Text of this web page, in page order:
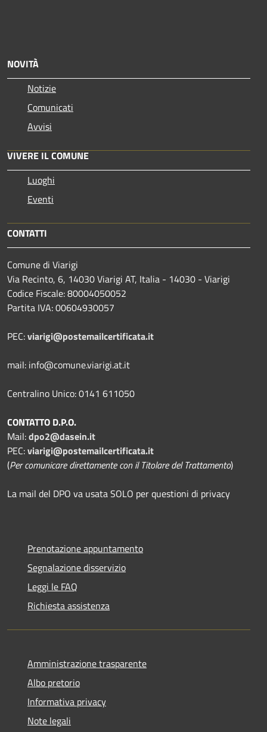
NOVITÀ
Notizie
Comunicati
Avvisi
VIVERE IL COMUNE
Luoghi
Eventi
CONTATTI
Comune di Viarigi
Via Recinto, 6, 14030 Viarigi AT, Italia - 14030 - Viarigi
Codice Fiscale: 80004050052
Partita IVA: 00604930057
PEC:viarigi@postemailcertificata.it
mail: info@comune.viarigi.at.it
Centralino Unico: 0141 611050
CONTATTO D.P.O.
Mail:dpo2@dasein.it
PEC:viarigi@postemailcertificata.it
(Per comunicare direttamente con il Titolare del Trattamento)
La mail del DPO va usata SOLO per questioni di privacy
Prenotazione appuntamento
Segnalazione disservizio
Leggi le FAQ
Richiesta assistenza
Amministrazione trasparente
Albo pretorio
Informativa privacy
Note legali